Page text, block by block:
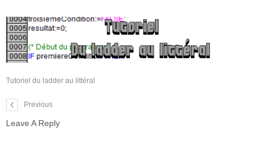
Tutoriel du ladder au littéral
Previous
Leave A Reply